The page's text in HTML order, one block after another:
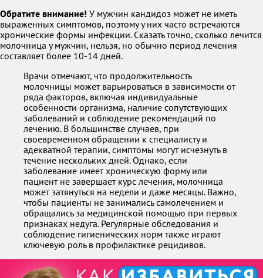
Обратите внимание! У мужчин кандидоз может не иметь
выраженных симптомов, поэтому у них часто встречаются
хронические формы инфекции. Сказать точно, сколько лечится
молочница у мужчин, нельзя, но обычно период лечения
составляет более 10-14 дней.
Врачи отмечают, что продолжительность
молочницы может варьироваться в зависимости от
ряда факторов, включая индивидуальные
особенности организма, наличие сопутствующих
заболеваний и соблюдение рекомендаций по
лечению. В большинстве случаев, при
своевременном обращении к специалисту и
адекватной терапии, симптомы могут исчезнуть в
течение нескольких дней. Однако, если
заболевание имеет хроническую форму или
пациент не завершает курс лечения, молочница
может затянуться на недели и даже месяцы. Важно,
чтобы пациенты не занимались самолечением и
обращались за медицинской помощью при первых
признаках недуга. Регулярные обследования и
соблюдение гигиенических норм также играют
ключевую роль в профилактике рецидивов.